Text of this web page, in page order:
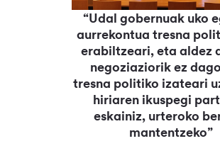
“Udal gobernuak uko
aurrekontua tresna
erabiltzeari, eta aldez
negoziaziorik ez
tresna politiko izateari
hiriaren ikuspegi
eskainiz, urteroko
mantentzeko”